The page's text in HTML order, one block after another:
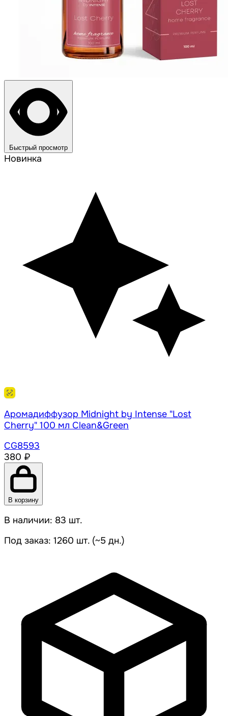
Быстрый просмотр
Новинка
Аромадиффузор Midnight by Intense "Lost
Cherry" 100 мл Clean&Green
CG8593
380 ₽
В корзину
В наличии: 83 шт.
Под заказ: 1260 шт. (~5 дн.)